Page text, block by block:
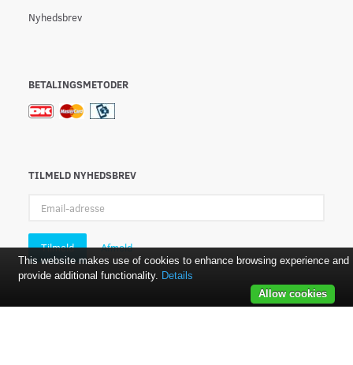
Nyhedsbrev
BETALINGSMETODER
TILMELD NYHEDSBREV
adresse
Tilmeld Afmeld
This website makes use of cookies to enhance browsing experience and
provide additional functionality. Details
Allow cookies